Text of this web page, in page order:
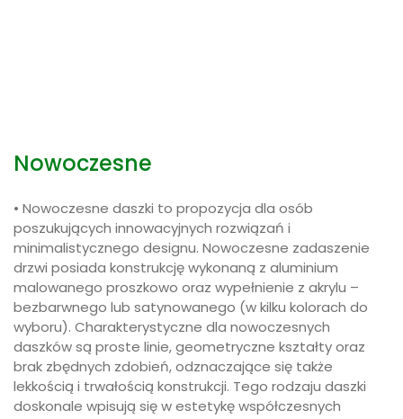
poszukujących innowacyjnych rozwiązań i
malowanego proszkowo oraz wypełnienie z akrylu –
bezbarwnego lub satynowanego (w kilku kolorach do
wyboru). Charakterystyczne dla nowoczesnych
daszków są proste linie, geometryczne kształty oraz
brak zbędnych zdobień, odznaczające się także
lekkością i trwałością konstrukcji. Tego rodzaju daszki
doskonale wpisują się w estetykę współczesnych
budynków, podkreślając ich nowoczesny charakter.
Najczęściej wybieranymi daszkami o nowoczesnym
designie są daszki ImperiaorazNeapol.